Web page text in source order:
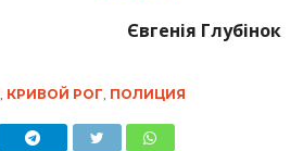
Євгенія Глубінок
КРИВОЙ РОГ ПОЛИЦИЯ